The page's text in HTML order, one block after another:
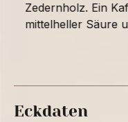
Zedernholz. Ein
mittelheller Säure
Eckdaten